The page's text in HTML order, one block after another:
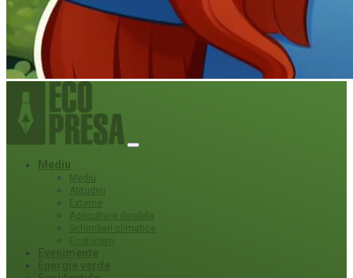
Mediu
Mediu
Atitudini
Externe
Agricultura durabila
Schimbari climatice
Ecoturism